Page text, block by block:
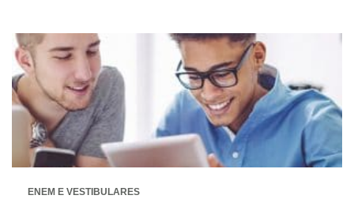
ENEM E VESTIBULARES